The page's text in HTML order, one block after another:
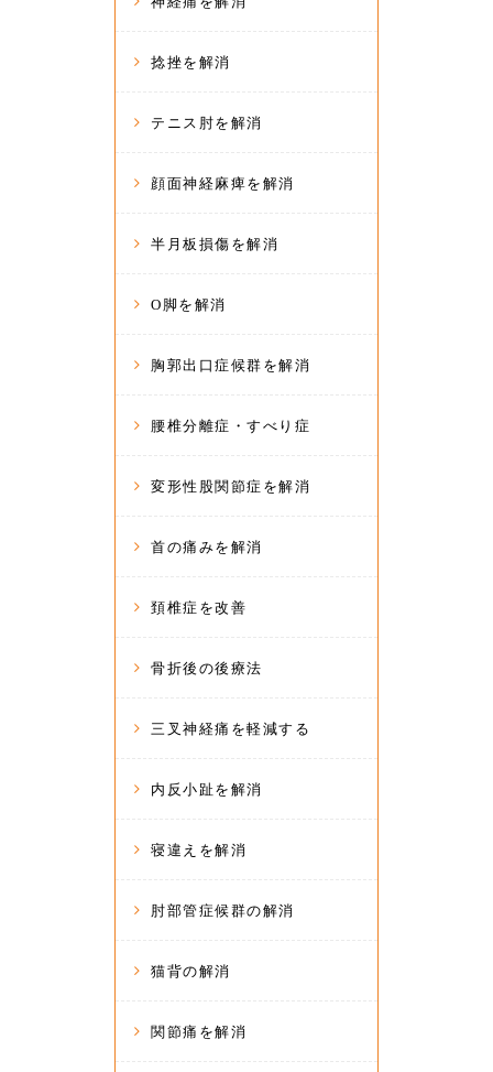
捻挫を解消
テニス肘を解消
顔面神経麻痺を解消
半月板損傷を解消
O脚を解消
胸郭出口症候群を解消
腰椎分離症・すべり症
変形性股関節症を解消
首の痛みを解消
頚椎症を改善
骨折後の後療法
三叉神経痛を軽減する
内反小趾を解消
寝違えを解消
肘部管症候群の解消
猫背の解消
関節痛を解消